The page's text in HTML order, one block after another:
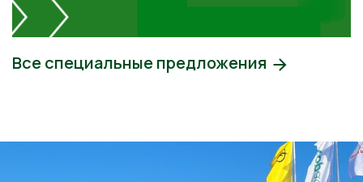
Все специальные предложения